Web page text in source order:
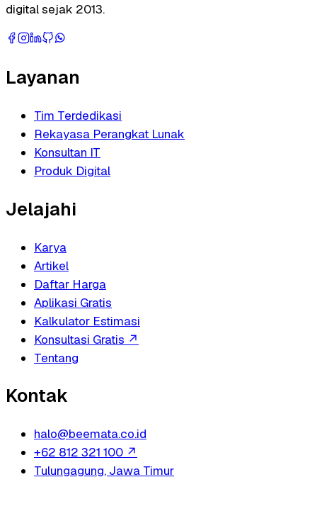
digital sejak 2013.
Layanan
Tim Terdedikasi
Rekayasa Perangkat Lunak
Konsultan IT
Produk Digital
Jelajahi
Karya
Artikel
Daftar Harga
Aplikasi Gratis
Kalkulator Estimasi
Konsultasi Gratis ↗
Tentang
Kontak
halo@beemata.co.id
+62 812 321 100 ↗
Tulungagung, Jawa Timur